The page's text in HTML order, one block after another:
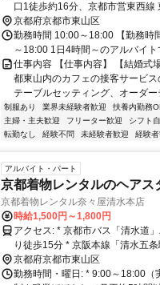
口1徒歩約16分、京都市営東西
京都府京都市東山区
勤務時間 10:00～18:00 【勤務時
～18:00 1日4時間～のアルバイ
仕事内容 【仕事内容】 【結婚式
都東山内のカフェの接客サービ
テーブルセッティング、オーダ
制服あり 業界未経験者歓迎 扶養内勤務
主婦・主夫歓迎
フリーター歓迎 シフト
転勤なし
経験不問 未経験者歓迎 経験
アルバイト・パート
京都着物レンタルのヘア
京都着物レンタル奈々屋清水本店
時給1,500円～1,800円
アクセス: * 京都市バス「清水道」バス停より徒歩3分 * 京阪本線「祇園四条駅」よ
り徒歩15分 * 京阪本線「清水五
より徒歩18分
京都府京都市東山区
勤務時間・曜日: * 9:00～18:00（